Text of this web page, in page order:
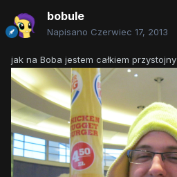
bobule
Napisano Czerwiec 17, 2013
jak na Boba jestem całkiem przystojny